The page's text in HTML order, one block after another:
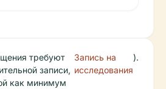
требуют
записи,
как минимум
Запись на
исследования
).